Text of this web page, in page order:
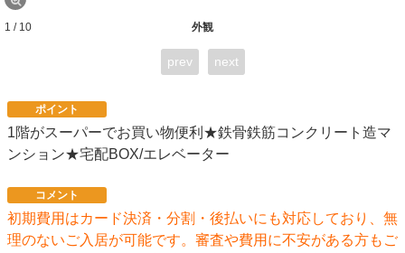
外観
1 / 10
prev next
ポイント
1階がスーパーでお買い物便利★鉄骨鉄筋コンクリート造マ
ンション★宅配BOX/エレベーター
コメント
初期費用はカード決済・分割・後払いにも対応しており、無
理のないご入居が可能です。審査や費用に不安がある方もご